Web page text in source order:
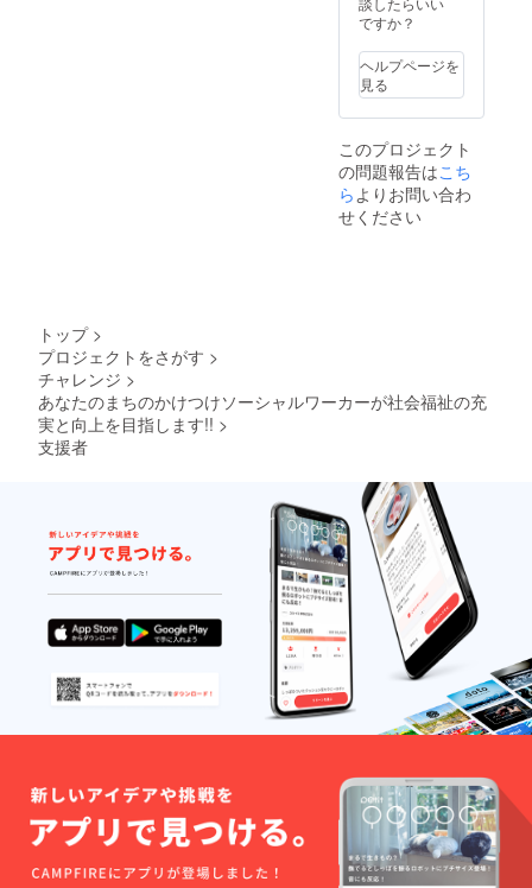
ですか？
ヘルプページを
見る
このプロジェクト
の問題報告はこち
らよりお問い合わ
せください
トップ >
プロジェクトをさがす >
チャレンジ >
あなたのまちのかけつけソーシャルワーカーが社会福祉の充
実と向上を目指します!! >
支援者